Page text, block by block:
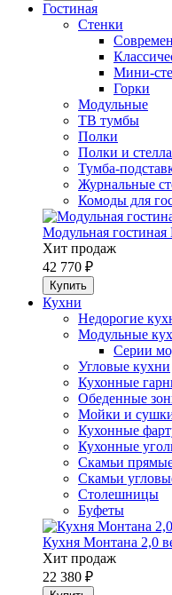
Гостиная
Стенки
Мини-
Горки
Модульные
ТВ тумбы
Полки
Полки и
Тумба-
Журнальные
Комоды для
Модульная гостиная
Хит продаж
42 770 ₽
Кухни
Недорогие
Модульные
Серии
Угловые кухни
Кухонные
Обеденные
Мойки и
Кухонные
Кухонные
Скамьи
Скамьи
Столешницы
Буфеты
Кухня Монтана 2,0
Хит продаж
22 380 ₽